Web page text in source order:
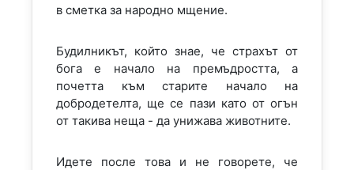
в сметка за народно мщение.
Будилникът, който знае, че страхът от
бога е начало на премъдростта, а
почетта към старите начало на
добродетелта, ще се пази като от огън
от такива неща - да унижава животните.
Идете после това и не говорете, че